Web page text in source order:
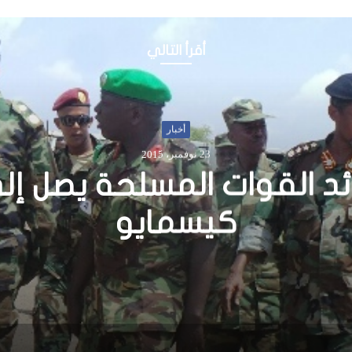
أقرأ التالي
أخبار
18 مايو، 2016
أربعة أشخاص جراء
قبلية في محافظة هيران